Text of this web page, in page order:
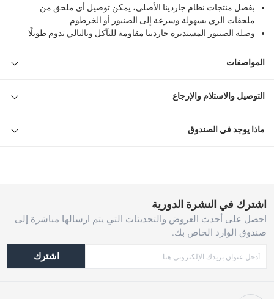
بفضل منتجات نظام جاردينا الأصلي، يمكن توصيل أي ملحق من
ملحقات الري بسهولة وسرعة إلى الصنبور أو الخرطوم
وصلة الصنبور المستديرة جاردينا مقاومة للتآكل وبالتالي تدوم طويلًا
المواصفات
التوصيل والاستلام والإرجاع
ماذا يوجد في الصندوق
اشترك في النشرة الدورية
احصل على أحدث العروض والتحديثات التي يتم ارسالها مباشرة إلى
صندوق الوارد الخاص بك.
اشترك